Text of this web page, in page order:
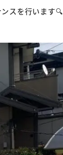
スを行います🔍